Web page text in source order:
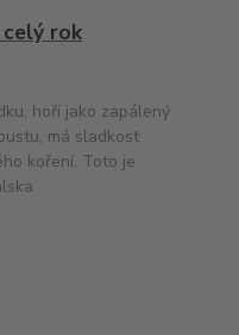
celý rok
hoří jako zapálený
má sladkost
koření. Toto je